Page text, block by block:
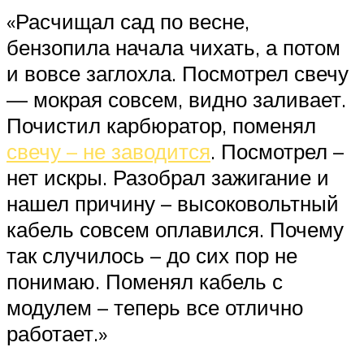
«Расчищал сад по весне,
бензопила начала чихать, а потом
и вовсе заглохла. Посмотрел свечу
— мокрая совсем, видно заливает.
Почистил карбюратор, поменял
свечу – не заводится. Посмотрел –
нет искры. Разобрал зажигание и
нашел причину – высоковольтный
кабель совсем оплавился. Почему
так случилось – до сих пор не
понимаю. Поменял кабель с
модулем – теперь все отлично
работает.»